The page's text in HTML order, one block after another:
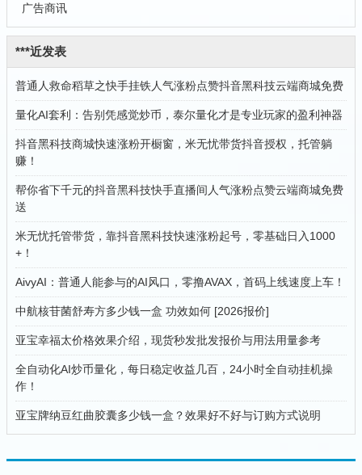
广告商讯
***近发表
普通人救命稻草之快手挂铁人气涨粉点赞抖音黑科技云端商城免费
量化AI套利：告别凭感觉炒币，泰尔量化才是专业玩家的盈利神器
抖音黑科技商城快速涨粉开橱窗，米无忧带货抖音授权，托管躺
赚！
帮你省下千元的抖音黑科技快手直播间人气涨粉点赞云端商城免费
送
米无忧托管带货，靠抖音黑科技快速涨粉起号，零基础日入1000
+！
AivyAI：普通人能参与的AI风口，零撸AVAX，首码上线速度上车！
中航核苷菌舒寿方多少钱一盒 功效如何 [2026报价]
亚宝幸福太价格效果介绍，现货秒发批发报价与用法用量参考
全自动化AI炒币量化，每日稳定收益几百，24小时全自动挂机操
作！
亚宝牌纳豆红曲胶囊多少钱一盒？效果好不好与订购方式说明